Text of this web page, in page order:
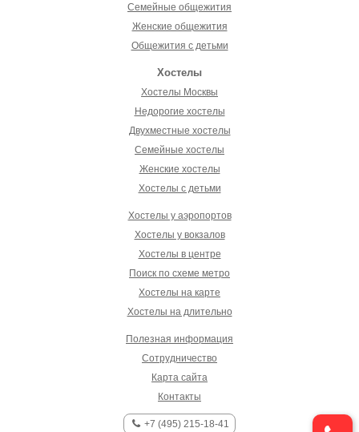
Семейные общежития
Женские общежития
Общежития с детьми
Хостелы
Хостелы Москвы
Недорогие хостелы
Двухместные хостелы
Семейные хостелы
Женские хостелы
Хостелы с детьми
Хостелы у аэропортов
Хостелы у вокзалов
Хостелы в центре
Поиск по схеме метро
Хостелы на карте
Хостелы на длительно
Полезная информация
Сотрудничество
Карта сайта
Контакты
+7 (495) 215-18-41